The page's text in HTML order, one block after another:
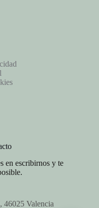
en escribirnos y te
46025 Valencia